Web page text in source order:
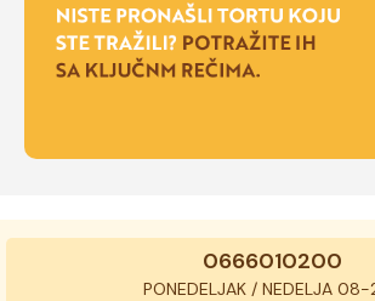
0666010200
PONEDELJAK / NEDELJA 08-